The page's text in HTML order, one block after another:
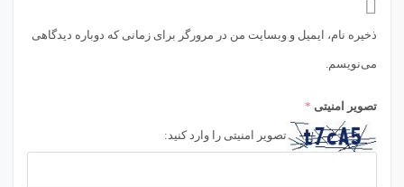
ذخیره نام، ایمیل و وبسایت من در مرورگر برای زمانی که دوباره دیدگاهی
می‌نویسم.
تصویر امنیتی *
تصویر امنیتی را وارد کنید: